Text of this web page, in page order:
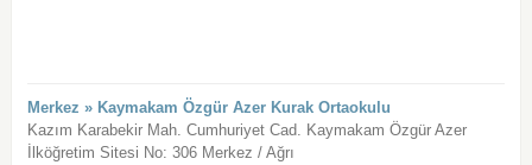
Merkez » Kaymakam Özgür Azer Kurak Ortaokulu
Kazım Karabekir Mah. Cumhuriyet Cad. Kaymakam Özgür Azer
İlköğretim Sitesi No: 306 Merkez / Ağrı